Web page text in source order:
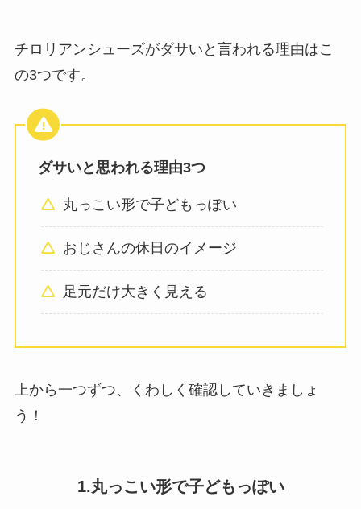
チロリアンシューズがダサいと言われる理由はこ
の3つです。
ダサいと思われる理由3つ
丸っこい形で子どもっぽい
おじさんの休日のイメージ
足元だけ大きく見える
上から一つずつ、くわしく確認していきましょ
う！
1.丸っこい形で子どもっぽい